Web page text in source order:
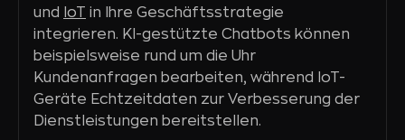
und
IoT in Ihre Geschäftsstrategie
integrieren. KI-gestützte Chatbots können
beispielsweise rund um die Uhr
Kundenanfragen bearbeiten, während IoT-
Geräte Echtzeitdaten zur Verbesserung der
Dienstleistungen bereitstellen.